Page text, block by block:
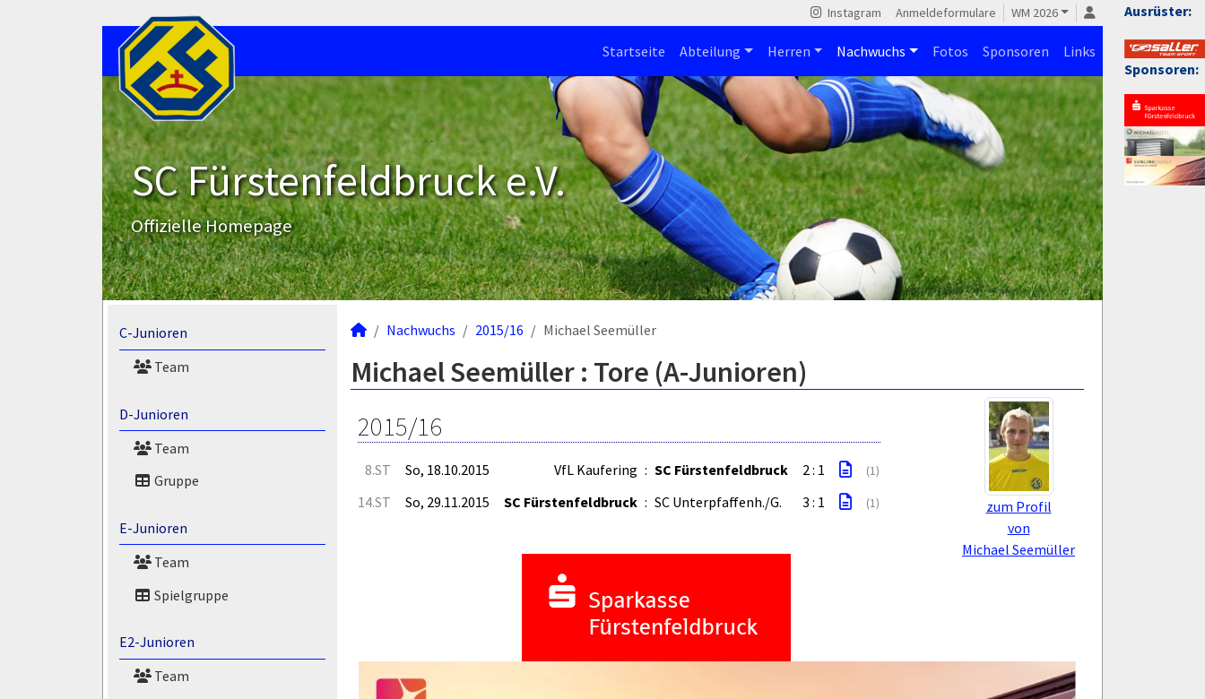
Ausrüster:
Sponsoren:
Instagram Anmeldeformulare WM 2026
Startseite Abteilung Herren Nachwuchs Fotos Sponsoren Links
SC Fürstenfeldbruck e.V.
Offizielle Homepage
C-Junioren
Team
D-Junioren
Team
Gruppe
E-Junioren
Team
Spielgruppe
E2-Junioren
Team
Nachwuchs 2015/16 Michael Seemüller
Michael Seemüller : Tore (A-Junioren)
zum Profil
von
Michael Seemüller
2015/16
8.ST So, 18.10.2015 VfL Kaufering : SC Fürstenfeldbruck 2 : 1 (1)
14.ST So, 29.11.2015 SC Fürstenfeldbruck : SC Unterpfaffenh./G. 3 : 1 (1)